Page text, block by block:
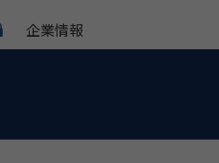
企業情報